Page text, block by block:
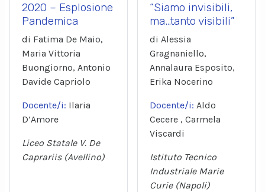
2020 – Esplosione
Pandemica
di Fatima De Maio,
Maria Vittoria
Buongiorno, Antonio
Davide Capriolo
Docente/i: Ilaria
D’Amore
Liceo Statale V. De
Caprariis (Avellino)
“Siamo invisibili,
ma…tanto visibili”
di Alessia
Gragnaniello,
Annalaura Esposito,
Erika Nocerino
Docente/i: Aldo
Cecere , Carmela
Viscardi
Istituto Tecnico
Industriale Marie
Curie (Napoli)